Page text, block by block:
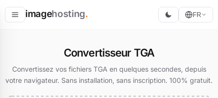
imagehosting.
Redimensionner
FR
Convertisseur TGA
Convertissez vos fichiers TGA en quelques secondes, depuis
votre navigateur. Sans installation, sans inscription. 100% gratuit.